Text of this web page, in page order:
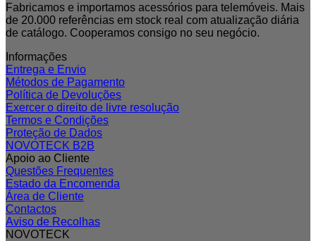
Fabricamos e importamos acessórios para telemóveis. Mais
de 20.000 referências em stock real com atualização diária
de catálogo. Cooperamos consigo no seu negócio.
Informações
Entrega e Envio
Métodos de Pagamento
Política de Devoluções
Exercer o direito de livre resolução
Termos e Condições
Proteção de Dados
NOVOTECK B2B
Apoio ao Cliente
Questões Frequentes
Estado da Encomenda
Área de Cliente
Contactos
Aviso de Recolhas
NOVOTECK